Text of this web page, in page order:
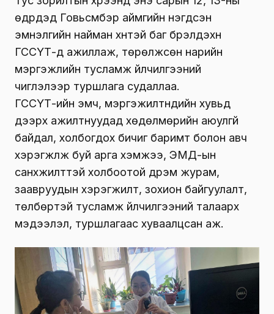
өдрүүдэд Говьсүмбэр аймгийн нэгдсэн
эмнэлгийн найман хүнтэй баг бүрэлдэхүүн
ГССҮТ-д ажиллаж, төрөлжсөн нарийн
мэргэжлийн тусламж үйлчилгээний
чиглэлээр туршлага судаллаа.
ГССҮТ-ийн эмч, мэргэжилтнүүдийн хувьд
дээрх ажилтнуудад хөдөлмөрийн аюулгүй
байдал, холбогдох бичиг баримт болон авч
хэрэгжүүлж буй арга хэмжээ, ЭМД-ын
санхүүжилттэй холбоотой дүрэм журам,
заавруудын хэрэгжилт, зохион байгуулалт,
төлбөртэй тусламж үйлчилгээний талаарх
мэдээлэл, туршлагаас хуваалцсан аж.